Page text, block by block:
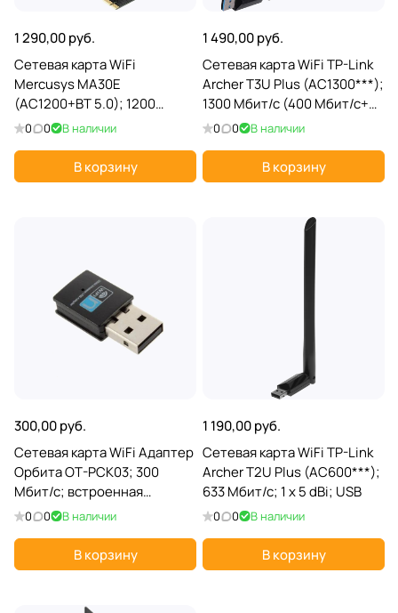
1 290,00 руб.
Сетевая карта WiFi
Mercusys MA30E
(AC1200+BT 5.0); 1200
Мбит/с (300 Мбит/с+ 867
0 0 В наличии
В корзину
1 490,00 руб.
Сетевая карта WiFi TP-Link
Archer T3U Plus (AC1300***);
1300 Мбит/с (400 Мбит/с+
867 Мбит/с); 1 ant; USB 3.0
0 0 В наличии
В корзину
300,00 руб.
Сетевая карта WiFi Адаптер
Орбита OT-PCK03; 300
Мбит/с; встроенная
антенна; USB 2.0
0 0 В наличии
В корзину
1 190,00 руб.
Сетевая карта WiFi TP-Link
Archer T2U Plus (AC600***);
633 Мбит/с; 1 x 5 dBi; USB
0 0 В наличии
В корзину